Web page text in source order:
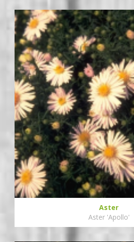
Aster
Aster 'Apollo'